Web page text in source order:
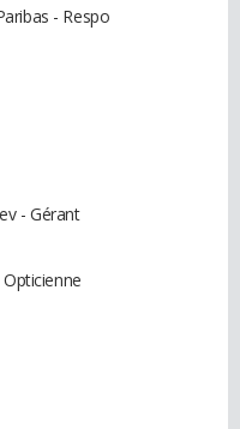
- Respo
- Gérant